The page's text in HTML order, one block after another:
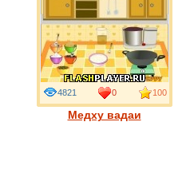
Медху вадаи
4821 0 100